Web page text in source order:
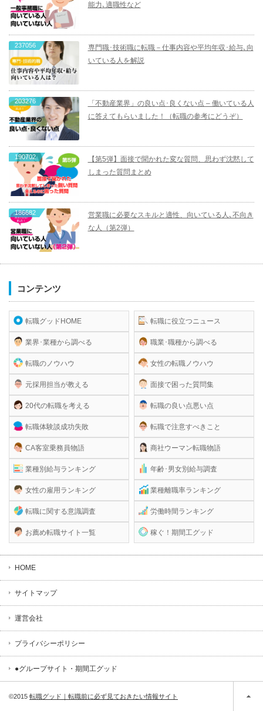
能力､適職性など
237056
専門職･技術職に転職－仕事内容や平均年収･給与､向
いている人を解説
203276
「不動産業界」の良い点･良くない点 – 働いている人
に答えてもらいました！（転職の参考にどうぞ）
190702
【第5弾】面接で聞かれた変な質問、思わず沈黙して
しまった質問まとめ
186682
営業職に必要なスキルと適性、向いている人､不向き
な人（第2弾）
コンテンツ
転職グッドHOME
業界･業種から調べる
転職のノウハウ
元採用担当が教える
20代の転職を考える
転職体験談成功失敗
CA客室乗務員物語
業種別給与ランキング
女性の雇用ランキング
転職に関する意識調査
お薦め転職サイト一覧
転職に役立つニュース
職業･職種から調べる
女性の転職ノウハウ
面接で困った質問集
転職の良い点悪い点
転職で注意すべきこと
商社ウーマン転職物語
年齢･男女別給与調査
業種離職率ランキング
労働時間ランキング
稼ぐ！期間工グッド
HOME
サイトマップ
運営会社
プライバシーポリシー
●グループサイト・期間工グッド
©2015 転職グッド｜転職前に必ず見ておきたい情報サイト